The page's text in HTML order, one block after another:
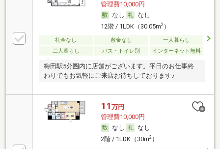
管理費10,000円
なし
なし
12階 / 1LDK（30.05m2）
礼金なし 敷金なし
一人暮らし
二人暮らし
バス・トイレ別 インターネット無料
梅田駅5分圏内に店舗がございます。平日のお仕事終
わりでもお気軽にご来店お待ちしております♪
11 万円
管理費10,000円
なし
なし
2階 / 1LDK（30m2）